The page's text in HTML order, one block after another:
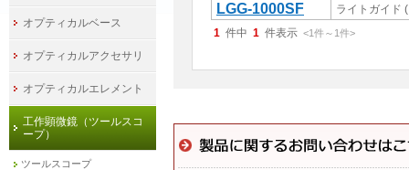
LGG-1000SF
ライトガイド
1 件中 1 件表示 <1件～ 1件>
オプティカルベース
オプティカルアクセサリ
オプティカルエレメント
工作顕微鏡（ツールスコ
ープ）
ツールスコープ